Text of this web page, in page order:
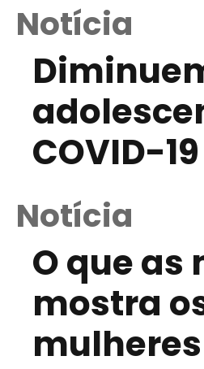
Notícia
COVID-19
Notícia
O que
mostra